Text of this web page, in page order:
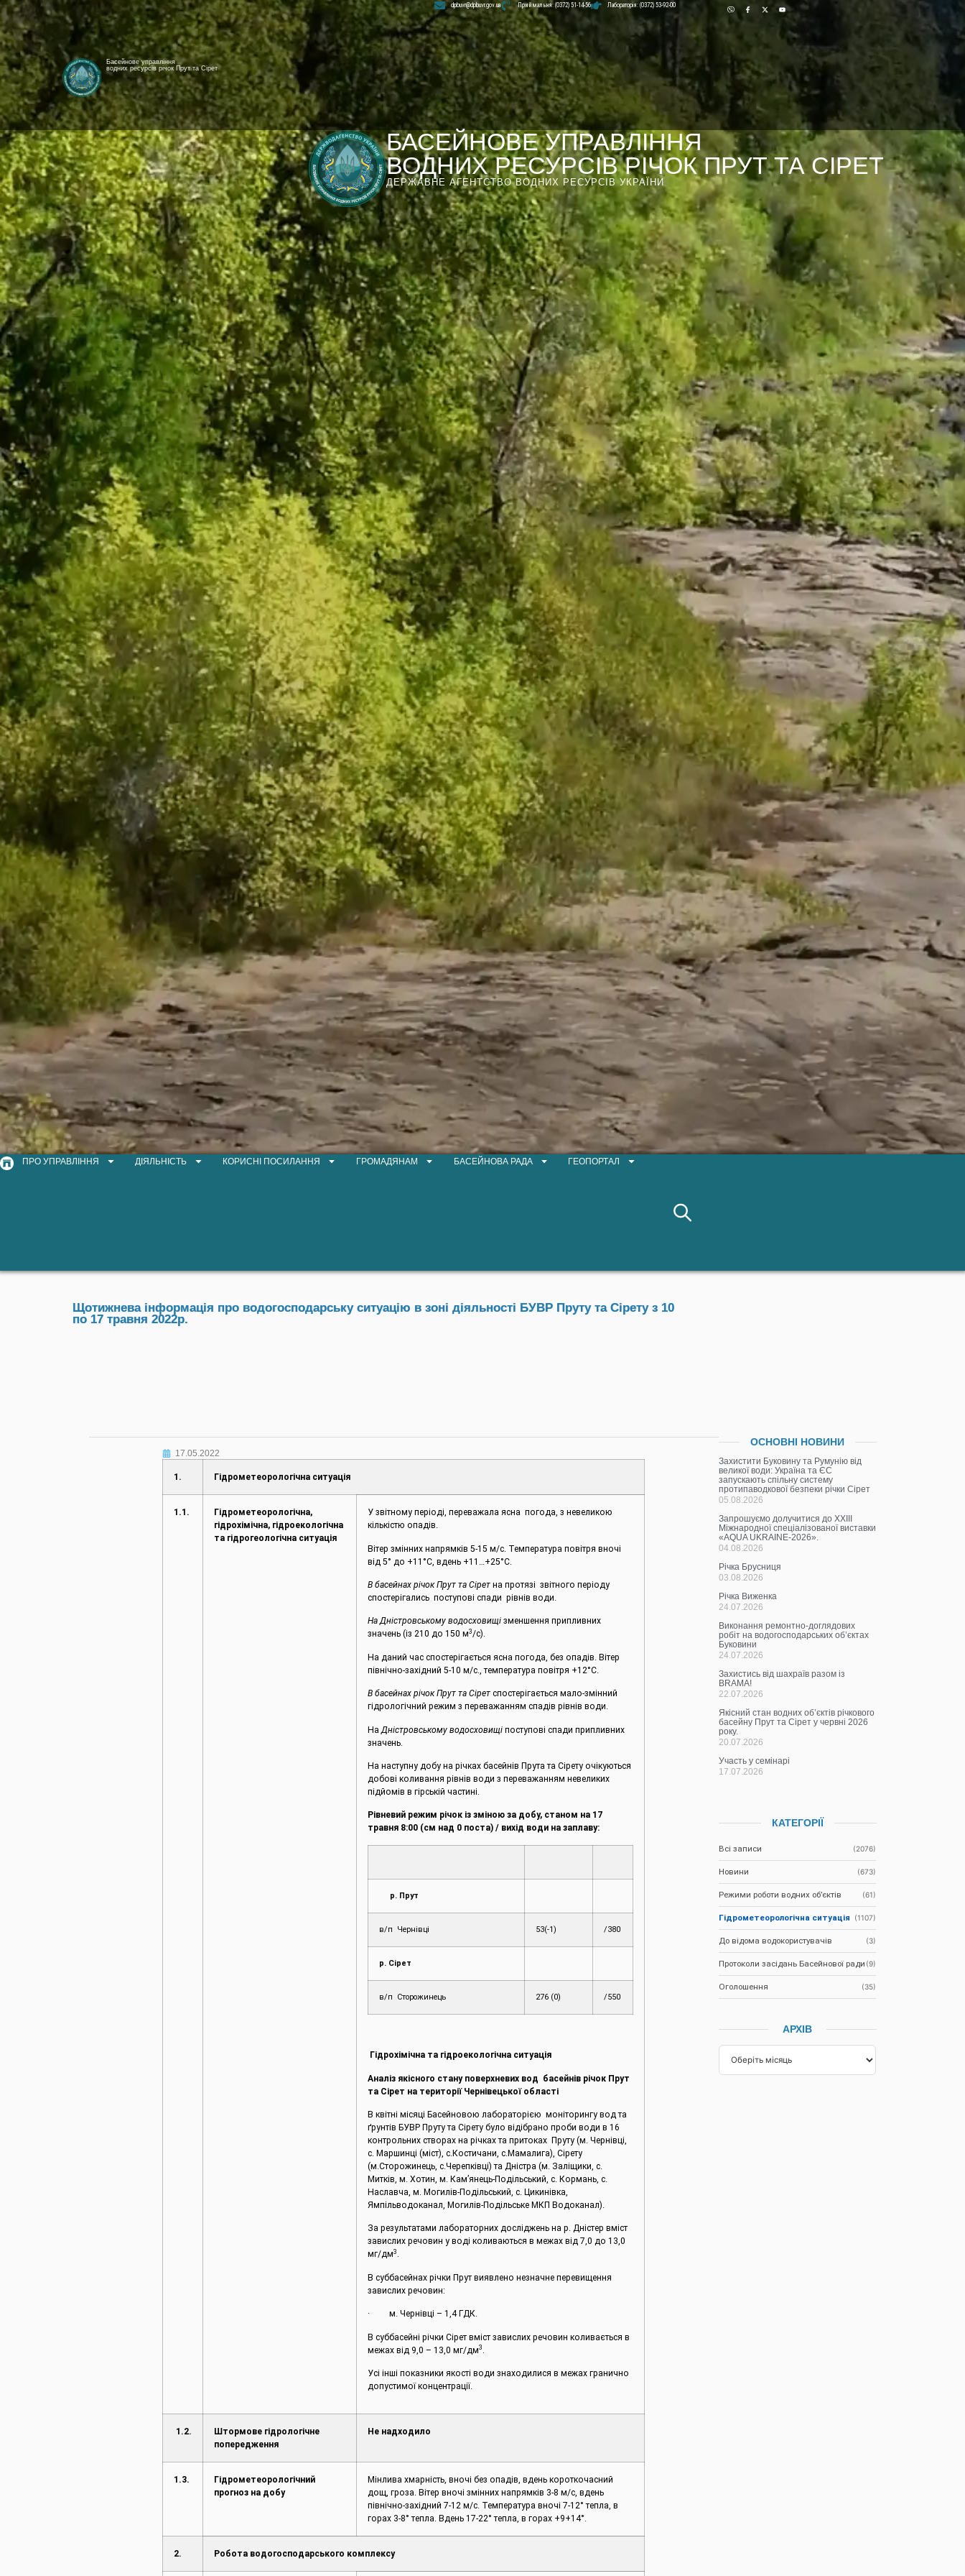
[newyear_garland]
Басейнове управління
водних ресурсів річок Прут та Сірет
Лабораторія: (0372) 53-92-00
dpbuvr@dpbuvr.gov.ua Приймальня: (0372) 51-14-56
БАСЕЙНОВЕ УПРАВЛІННЯ
ВОДНИХ РЕСУРСІВ РІЧОК ПРУТ ТА СІРЕТ
ДЕРЖАВНЕ АГЕНТСТВО ВОДНИХ РЕСУРСІВ УКРАЇНИ
ПРО УПРАВЛІННЯ ДІЯЛЬНІСТЬ КОРИСНІ ПОСИЛАННЯ ГРОМАДЯНАМ БАСЕЙНОВА РАДА ГЕОПОРТАЛ
Щотижнева інформація про водогосподарську ситуацію в зоні діяльності БУВР Пруту та Сірету з 10
по 17 травня 2022р.
17.05.2022
1. Гідрометеорологічна ситуація
1.1.
Гідрометеорологічна,
гідрохімічна, гідроекологічна
та гідрогеологічна ситуація
У звітному періоді, переважала ясна погода, з невеликою
кількістю опадів.
Вітер змінних напрямків 5-15 м/с. Температура повітря вночі
від 5° до +11°С, вдень +11…+25°С.
В басейнах річок Прут та Сірет на протязі звітного періоду
спостерігались поступові спади рівнів води.
На Дністровському водосховищі зменшення припливних
значень (із 210 до 150 м3/с).
На даний час спостерігається ясна погода, без опадів. Вітер
північно-західний 5-10 м/с., температура повітря +12°С.
В басейнах річок Прут та Сіретспостерігається мало-змінний
гідрологічний режим з переважанням спадів рівнів води.
НаДністровському водосховищіпоступові спади припливних
значень.
На наступну добу на річках басейнів Прута та Сірету очікуються
добові коливання рівнів води з переважанням невеликих
підйомів в гірській частині.
Рівневий режим річок із зміною за добу, станом на 17
травня 8:00 (см над 0 поста) / вихід води на заплаву:
р. Прут
в/п Чернівці 53(-1) /380
р. Сірет
в/п Сторожинець 276 (0) /550
Гідрохімічна та гідроекологічна ситуація
Аналіз якісного стану поверхневих вод басейнів річок Прут
та Сірет на території Чернівецької області
В квітні місяці Басейновою лабораторією моніторингу вод та
ґрунтів БУВР Пруту та Сірету було відібрано проби води в 16
контрольних створах на річках та притоках Пруту (м. Чернівці,
с. Маршинці (міст), с.Костичани, с.Мамалига), Сірету
(м.Сторожинець, с.Черепківці) та Дністра (м. Заліщики, с.
Митків, м. Хотин, м. Кам’янець-Подільський, с. Кормань, с.
Наславча, м. Могилів-Подільський, с. Цикинівка,
Ямпільводоканал, Могилів-Подільське МКП Водоканал).
За результатами лабораторних досліджень на р. Дністер вміст
завислих речовин у воді коливаються в межах від 7,0 до 13,0
мг/дм3 .
В суббасейнах річки Прут виявлено незначне перевищення
завислих речовин:
· м. Чернівці – 1,4 ГДК.
В суббасейні річки Сірет вміст завислих речовин коливається в
межах від 9,0 – 13,0 мг/дм3
Усі інші показники якості води знаходилися в межах гранично
допустимої концентрації.
1.2.
Штормове гідрологічне
попередження
Не надходило
1.3.
Гідрометеорологічний
прогноз на добу
Мінлива хмарність, вночі без опадів, вдень короткочасний
дощ, гроза. Вітер вночі змінних напрямків 3-8 м/с, вдень
північно-західний 7-12 м/с. Температура вночі 7-12° тепла, в
горах 3-8° тепла. Вдень 17-22° тепла, в горах +9+14°.
2. Робота водогосподарського комплексу
ОСНОВНІ НОВИНИ
Захистити Буковину та Румунію від
великої води: Україна та ЄС
запускають спільну систему
протипаводкової безпеки річки Сірет
05.08.2026
Запрошуємо долучитися до ХХІІІ
Міжнародної спеціалізованої виставки
«AQUA UKRAINE-2026».
04.08.2026
Річка Брусниця
03.08.2026
Річка Виженка
24.07.2026
Виконання ремонтно-доглядових
робіт на водогосподарських об’єктах
Буковини
24.07.2026
Захистись від шахраїв разом із
BRAMA!
22.07.2026
Якісний стан водних об’єктів річкового
басейну Прут та Сірет у червні 2026
року.
20.07.2026
Участь у семінарі
17.07.2026
КАТЕГОРІЇ
Всі записи (2076)
Новини (673)
Режими роботи водних об’єктів (61)
Гідрометеорологічна ситуація (1107)
До відома водокористувачів (3)
Протоколи засідань Басейнової ради (9)
Оголошення (35)
АРХІВ